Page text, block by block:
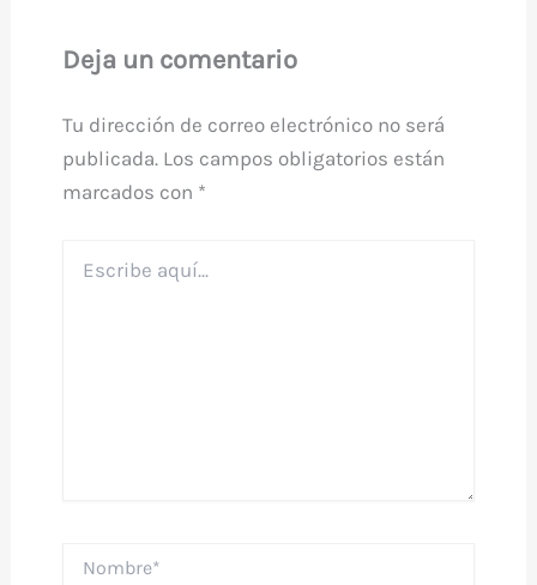
Deja un comentario
Tu dirección de correo electrónico no será
publicada. Los campos obligatorios están
marcados con *
aquí...